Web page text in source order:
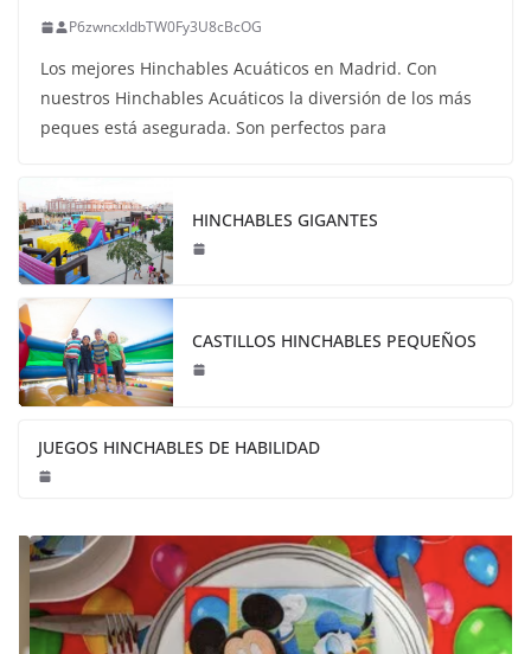
P6zwncxIdbTW0Fy3U8cBcOG
Los mejores Hinchables Acuáticos en Madrid. Con
nuestros Hinchables Acuáticos la diversión de los más
peques está asegurada. Son perfectos para
HINCHABLES GIGANTES
CASTILLOS HINCHABLES PEQUEÑOS
JUEGOS HINCHABLES DE HABILIDAD